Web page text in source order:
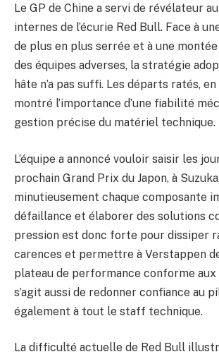
Le GP de Chine a servi de révélateur
internes de l’écurie Red Bull. Face à
de plus en plus serrée et à une
des équipes adverses, la stratégie
hâte n’a pas suffi. Les départs ratés,
montré l’importance d’une fiabilité
gestion précise du matériel technique.
L’équipe a annoncé vouloir saisir les
prochain Grand Prix du Japon, à
minutieusement chaque composante
défaillance et élaborer des solutions
pression est donc forte pour dissiper
carences et permettre à Verstappen
plateau de performance conforme
s’agit aussi de redonner confiance au
également à tout le staff technique.
La difficulté actuelle de Red Bull